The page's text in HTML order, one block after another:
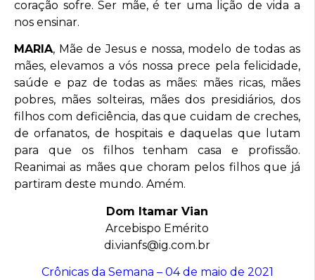
coração sofre. Ser mãe, é ter uma lição de vida a
nos ensinar.
MARIA, Mãe de Jesus e nossa, modelo de todas as
mães, elevamos a vós nossa prece pela felicidade,
saúde e paz de todas as mães: mães ricas, mães
pobres, mães solteiras, mães dos presidiários, dos
filhos com deficiência, das que cuidam de creches,
de orfanatos, de hospitais e daquelas que lutam
para que os filhos tenham casa e profissão.
Reanimai as mães que choram pelos filhos que já
partiram deste mundo. Amém.
Dom Itamar Vian
Arcebispo Emérito
di.vianfs@ig.com.br
Crônicas da Semana – 04 de maio de 2021